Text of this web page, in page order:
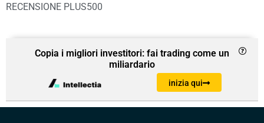
RECENSIONE PLUS500
Copia i migliori investitori: fai trading come un
miliardario
inizia qui